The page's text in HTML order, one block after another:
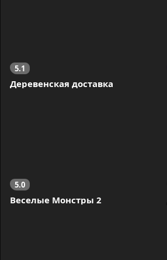
5.1
Деревенская доставка
5.0
Веселые Монстры 2